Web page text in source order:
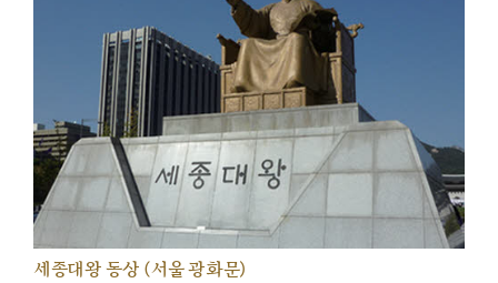
세종대왕 동상 (서울 광화문)